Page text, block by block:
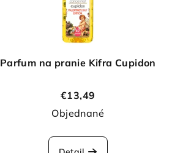
Parfum na pranie Kifra Cupidon
€13,49
Objednané